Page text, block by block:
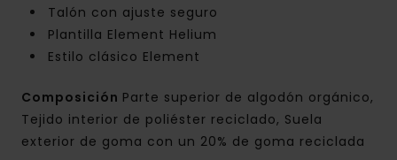
Talón con ajuste seguro
Plantilla Element Helium
Estilo clásico Element
Composición Parte superior de algodón orgánico,
Tejido interior de poliéster reciclado, Suela
exterior de goma con un 20% de goma reciclada